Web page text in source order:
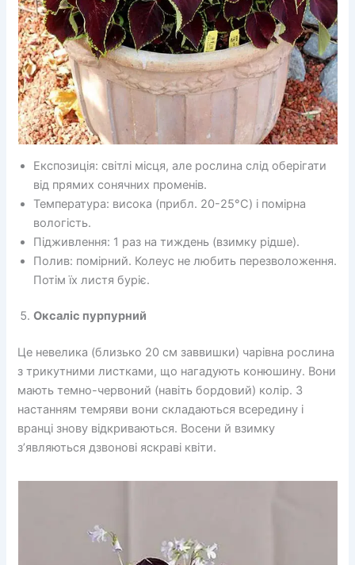
Експозиція: світлі місця, але рослина слід оберігати
від прямих сонячних променів.
Температура: висока (прибл. 20-25°C) і помірна
вологість.
Підживлення: 1 раз на тиждень (взимку рідше).
Полив: помірний. Колеус не любить перезволоження.
Потім їх листя буріє.
Оксаліс пурпурний
Це невелика (близько 20 см заввишки) чарівна рослина
з трикутними листками, що нагадують конюшину. Вони
мають темно-червоний (навіть бордовий) колір. З
настанням темряви вони складаються всередину і
вранці знову відкриваються. Восени й взимку
з’являються дзвонові яскраві квіти.